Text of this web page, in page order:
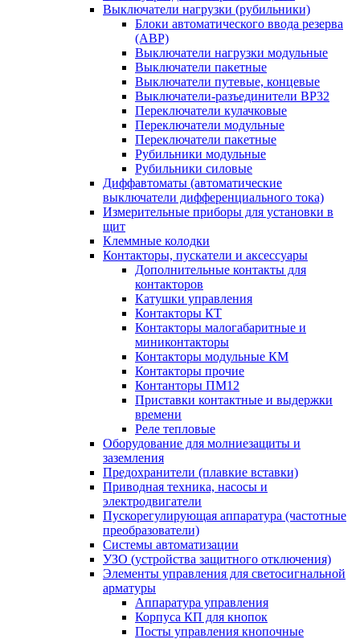
Выключатели нагрузки (рубильники)
Блоки автоматического ввода резерва
(АВР)
Выключатели нагрузки модульные
Выключатели пакетные
Выключатели путевые, концевые
Выключатели-разъединители ВР32
Переключатели кулачковые
Переключатели модульные
Переключатели пакетные
Рубильники модульные
Рубильники силовые
Диффавтоматы (автоматические
выключатели дифференциального тока)
Измерительные приборы для установки в
щит
Клеммные колодки
Контакторы, пускатели и аксессуары
Дополнительные контакты для
контакторов
Катушки управления
Контакторы КТ
Контакторы малогабаритные и
миниконтакторы
Контакторы модульные КМ
Контакторы прочие
Контанторы ПМ12
Приставки контактные и выдержки
времени
Реле тепловые
Оборудование для молниезащиты и
заземления
Предохранители (плавкие вставки)
Приводная техника, насосы и
электродвигатели
Пускорегулирующая аппаратура (частотные
преобразователи)
Системы автоматизации
УЗО (устройства защитного отключения)
Элементы управления для светосигнальной
арматуры
Аппаратура управления
Корпуса КП для кнопок
Посты управления кнопочные